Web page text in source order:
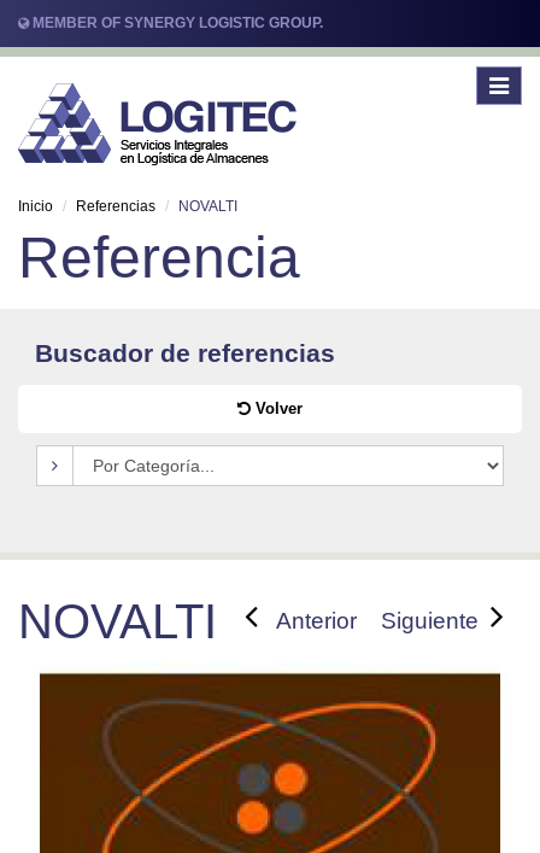
MEMBER OF SYNERGY LOGISTIC GROUP.
Toggle
Inicio Referencias NOVALTI
Referencia
Buscador de referencias
Volver
Anterior Siguiente
NOVALTI